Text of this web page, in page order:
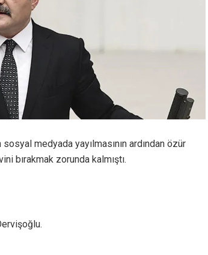
medyada yayılmasının ardından özür
bırakmak zorunda kalmıştı.